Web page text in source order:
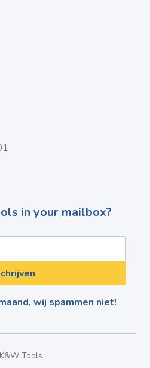
in your mailbox?
wij spammen niet!
Tools